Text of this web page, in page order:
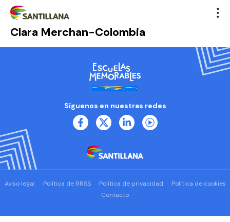
Clara Merchan-Colombia
Síguenos en nuestras redes
Aviso legal Política de RRSS Política de privacidad
Política de cookies
Contacto